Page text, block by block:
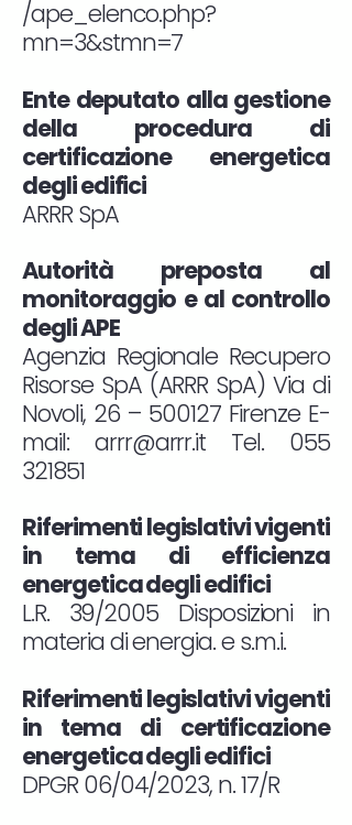
/ape_elenco.php?
mn=3&stmn=7
Ente deputato alla gestione
della procedura di
certificazione energetica
degli edifici
ARRR SpA
Autorità preposta al
monitoraggio e al controllo
degli APE
Agenzia Regionale Recupero
Risorse SpA (ARRR SpA) Via di
Novoli, 26 – 500127 Firenze E-
mail: arrr@arrr.it Tel. 055
321851
Riferimenti legislativi vigenti
in tema di efficienza
energetica degli edifici
L.R. 39/2005 Disposizioni in
materia di energia. e s.m.i.​
Riferimenti legislativi vigenti
in tema di certificazione
energetica degli edifici
DPGR 06/04/2023, n. 17/R